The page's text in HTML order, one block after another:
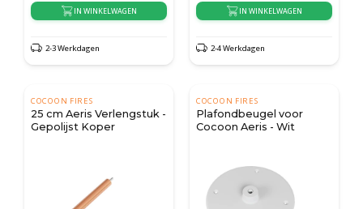
IN WINKELWAGEN
2-3 Werkdagen
IN WINKELWAGEN
2-4 Werkdagen
COCOON FIRES
25 cm Aeris Verlengstuk -
Gepolijst Koper
COCOON FIRES
Plafondbeugel voor
Cocoon Aeris - Wit